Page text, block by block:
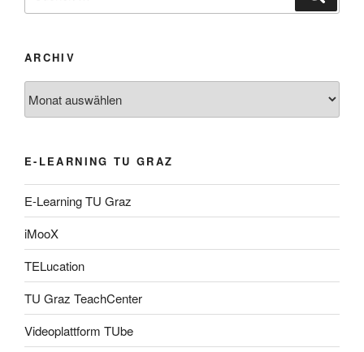
nach:
ARCHIV
E-LEARNING TU GRAZ
E-Learning TU Graz
iMooX
TELucation
TU Graz TeachCenter
Videoplattform TUbe